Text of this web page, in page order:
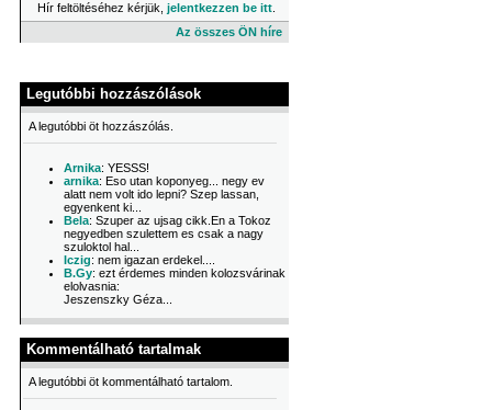
Hír feltöltéséhez kérjük, jelentkezzen be itt
Az összes ÖN híre
Legutóbbi hozzászólások
A legutóbbi öt hozzászólás.
Arnika: YESSS!
arnika: Eso utan koponyeg... negy ev
alatt nem volt ido lepni? Szep lassan,
egyenkent ki...
Bela: Szuper az ujsag cikk.En a Tokoz
negyedben szulettem es csak a nagy
szuloktol hal...
Iczig: nem igazan erdekel....
B.Gy: ezt érdemes minden kolozsvárinak
elolvasnia:
Jeszenszky Géza...
Kommentálható tartalmak
A legutóbbi öt kommentálható tartalom.